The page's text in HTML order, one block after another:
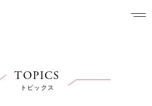
TOPICS
トピックス